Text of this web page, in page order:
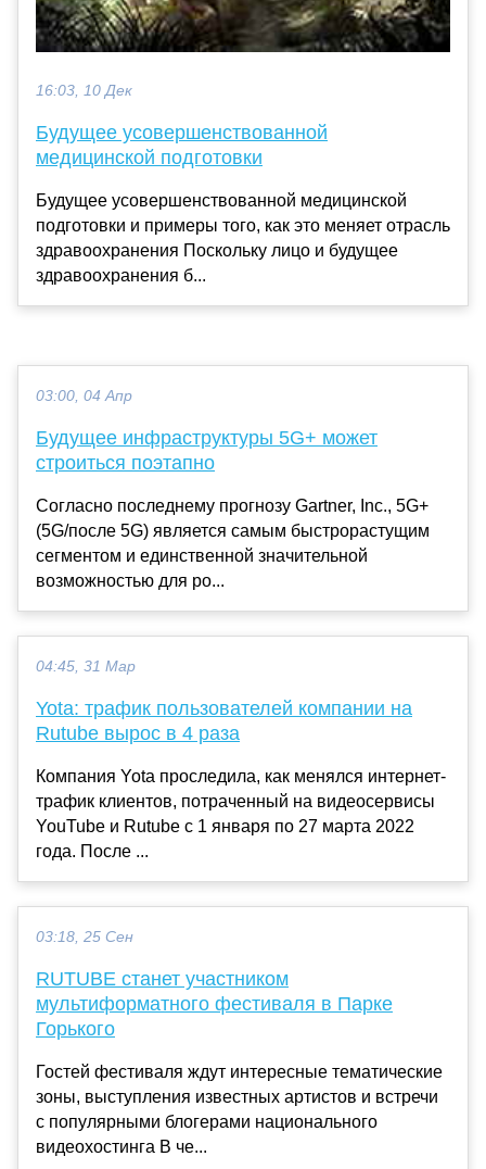
16:03, 10 Дек
Будущее усовершенствованной
медицинской подготовки
Будущее усовершенствованной медицинской
подготовки и примеры того, как это меняет отрасль
здравоохранения Поскольку лицо и будущее
здравоохранения б...
03:00, 04 Апр
Будущее инфраструктуры 5G+ может
строиться поэтапно
Согласно последнему прогнозу Gartner, Inc., 5G+
(5G/после 5G) является самым быстрорастущим
сегментом и единственной значительной
возможностью для ро...
04:45, 31 Мар
Yota: трафик пользователей компании на
Rutube вырос в 4 раза
Компания Yota проследила, как менялся интернет-
трафик клиентов, потраченный на видеосервисы
YouTube и Rutube с 1 января по 27 марта 2022
года. После ...
03:18, 25 Сен
RUTUBE станет участником
мультиформатного фестиваля в Парке
Горького
Гостей фестиваля ждут интересные тематические
зоны, выступления известных артистов и встречи
с популярными блогерами национального
видеохостинга В че...